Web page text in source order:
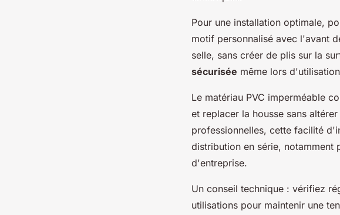
Pour une installation optimale,
motif personnalisé avec l'avant
selle, sans créer de plis sur la
sécurisée même lors
Le matériau PVC imperméable
et replacer la housse sans
professionnelles, cette facilité
distribution en série, notamment
d'entreprise.
Un conseil technique : vérifiez
utilisations pour maintenir une